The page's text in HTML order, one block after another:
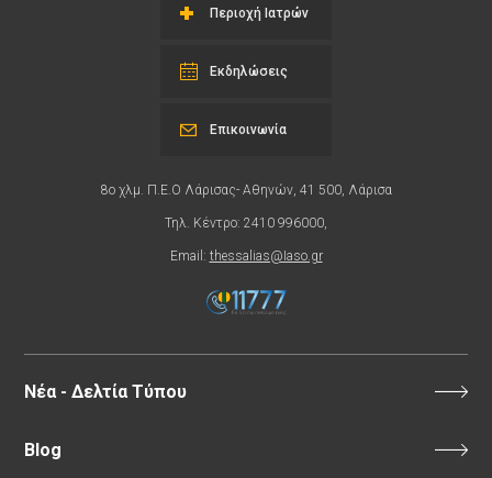
Περιοχή Ιατρών
Εκδηλώσεις
8ο χλμ. Π.Ε.Ο Λάρισας- Αθηνών, 41 500, Λάρισα
Τηλ. Κέντρο: 2410 996000,
Email: thessalias@Iaso.gr
Επικοινωνία
Νέα - Δελτία Τύπου
Blog